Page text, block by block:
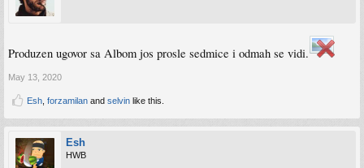
Produzen ugovor sa Albom jos prosle sedmice i odmah se vidi.
May 13, 2020
Esh forzamilan and selvin like this.
Esh
HWB